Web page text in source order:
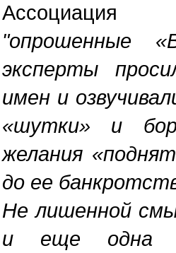
Ассоциация
"опрошенные
эксперты
имен и
«шутки» и
желания
до ее
Не лишенной
и еще одна